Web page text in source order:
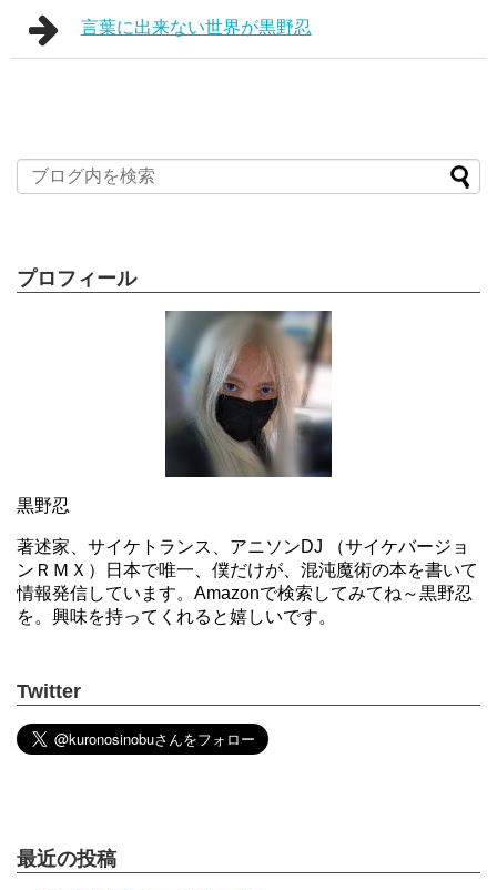
言葉に出来ない世界が黒野忍
プロフィール
黒野忍
著述家、サイケトランス、アニソンDJ （サイケバージョ
ンＲＭＸ）日本で唯一、僕だけが、混沌魔術の本を書いて
情報発信しています。Amazonで検索してみてね～黒野忍
を。興味を持ってくれると嬉しいです。
Twitter
最近の投稿